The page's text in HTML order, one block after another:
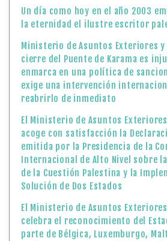
Un día como hoy en el año 2003
la eternidad el ilustre escritor
Ministerio de Asuntos Exteriores y
cierre del Puente de Karama es
enmarca en una política de
exige una intervención
reabrirlo de inmediato
El Ministerio de Asuntos
acoge con satisfacción la
emitida por la Presidencia de la
Internacional de Alto Nivel sobre
de la Cuestión Palestina y la
Solución de Dos Estados
El Ministerio de Asuntos
celebra el reconocimiento del
parte de Bélgica, Luxemburgo,